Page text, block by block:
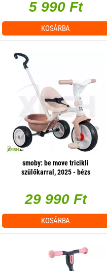
5 990 Ft
KOSÁRBA
smoby: be move tricikli
szülőkarral, 2025 - bézs
29 990 Ft
KOSÁRBA